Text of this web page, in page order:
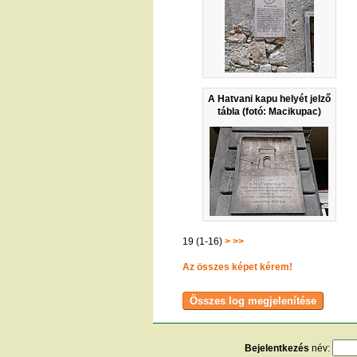
A Hatvani kapu helyét jelző
tábla (fotó: Macikupac)
19 (1-16) > >>
Az összes képet kérem!
Bejelentkezés név: